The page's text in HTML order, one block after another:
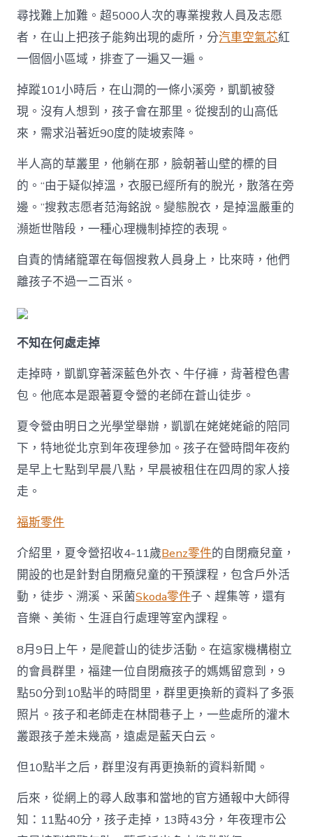
找
OSDER
奧
台
北
汽
車
自
閉
癥
孩
五
天〉
尋找難上加難。超5000人次的專業搜救人員及志愿
者，在山上把孩子能夠出現的處所，分汽車空氣芯紅
一個個小區域，排查了一遍又一遍。
掉蹤101小時后，在山澗的一條小溪旁，凱凱被發
現。沒有人想到，孩子會在那里。從搜刮的山高低
來，需求沿著近90度的陡坡索降。
半人高的草叢里，他躺在那，臉朝著山壁的標的目
的。“由于疑似掉溫，衣服已經所有的脫光，散落在旁
邊。”搜救志愿者范海銘說。變態脫衣，是掉溫嚴重的
瀕逝世階段，一種心理機制掉控的表現。
自責的情緒籠罩在每個搜救人員身上，比來時，他們
離孩子不過一二百米。
不知在何處走掉
走掉時，凱凱穿著深藍色外衣、牛仔褲，背著橙色書
包。他底本是跟著夏令營的老師在蒼山徒步。
夏令營由明日之光學堂舉辦，凱凱在姥姥姥爺的陪同
下，特地從北京到年夜理參加。孩子在營時間年夜約
是早上七點到早晨八點，早晨被租住在四周的家人接
走。
福斯零件
介紹里，夏令營招收4-11歲Benz零件的自閉癥兒童，
開設的也是針對自閉癥兒童的干預課程，包含戶外活
動，徒步、溯溪、采菌Skoda零件子、趕集等，還有
音樂、美術、生涯自行處理等室內課程。
8月9日上午，是爬蒼山的徒步活動。在這家機構樹立
的會員群里，福建一位自閉癥孩子的媽媽留意到，9
點50分到10點半的時間里，群里更換新的資料了多張
照片。孩子和老師走在林間巷子上，一些處所的灌木
叢跟孩子差未幾高，遠處是藍天白云。
但10點半之后，群里沒有再更換新的資料新聞。
后來，從網上的尋人啟事和當地的官方通報中大師得
知：11點40分，孩子走掉，13時43分，年夜理市公